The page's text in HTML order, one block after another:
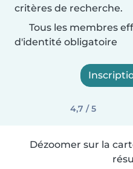
critères de recherche.
Tous les membres
d'identité obligatoire
4,7 / 5
Dézoomer sur la